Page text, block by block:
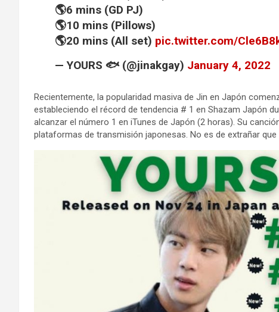
🌎6 mins (GD PJ)
🌎10 mins (Pillows)
🌎20 mins (All set) pic.twitter.com/
— YOURS 🐟 (@jinakgay) January 4, 2022
Recientemente, la popularidad masiva de Jin en Japón
estableciendo el récord de tendencia # 1 en Shazam Japón
alcanzar el número 1 en iTunes de Japón (2 horas). Su
plataformas de transmisión japonesas. No es de extrañar